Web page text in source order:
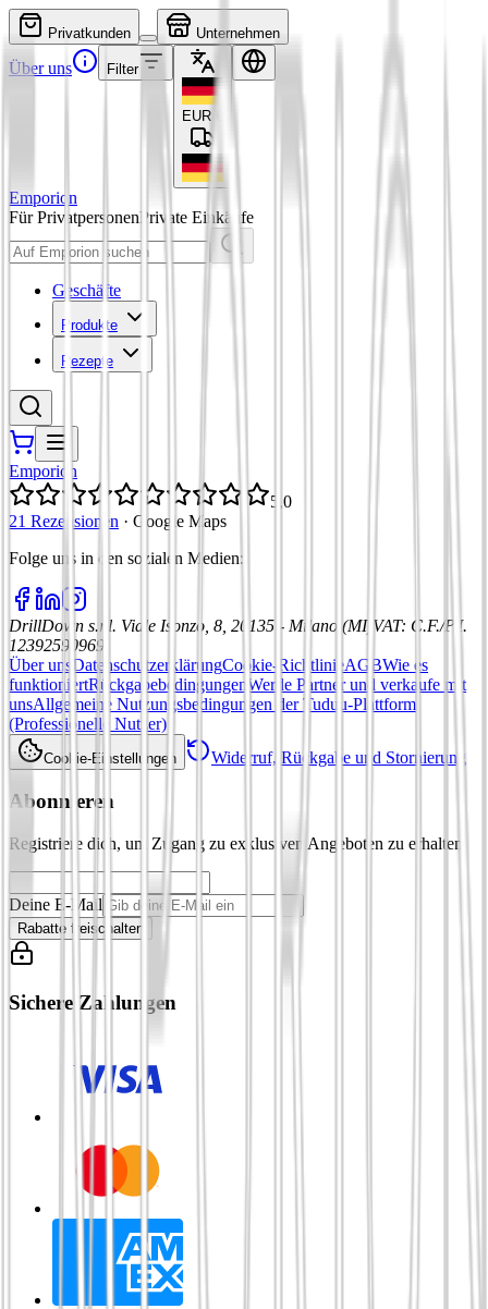
Privatkunden Unternehmen
Über uns Filter
EUR
Emporion
Für PrivatpersonenPrivate Einkäufe
Geschäfte
Produkte
Rezepte
Emporion
5,0
21 Rezensionen · Google Maps
Folge uns in den sozialen Medien:
DrillDown s.r.l. Viale Isonzo, 8, 20135 - Milano (MI) VAT: C.F./P.I.
12392590969
Über uns DatenschutzerklärungCookie-RichtlinieAGBWie es
funktioniertRückgabebedingungen Werde Partner und verkaufe mit
unsAllgemeine Nutzungsbedingungen der Tuduu-Plattform
(Professionelle Nutzer)
Cookie-Einstellungen Widerruf, Rückgabe und Stornierung
Abonnieren
Registriere dich, um Zugang zu exklusiven Angeboten zu erhalten
Deine E-Mail
Rabatte freischalten
Sichere Zahlungen